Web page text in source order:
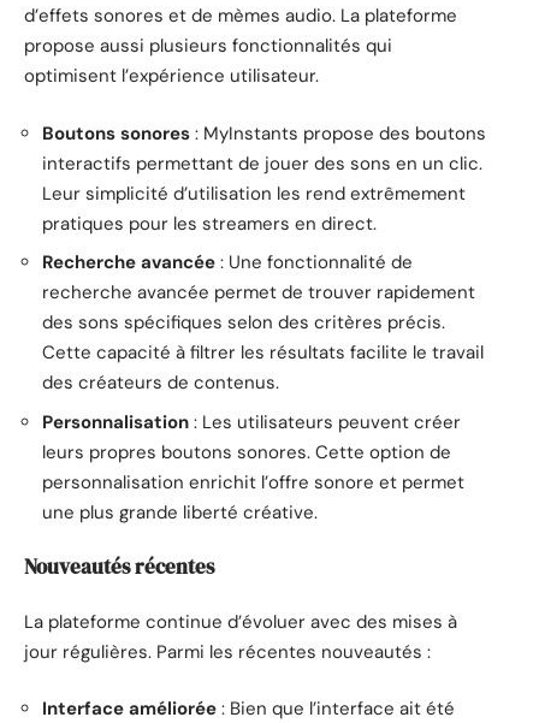
d’effets sonores et de mèmes audio. La plateforme
propose aussi plusieurs fonctionnalités qui
optimisent l’expérience utilisateur.
Boutons sonores : MyInstants propose des boutons
interactifs permettant de jouer des sons en un clic.
Leur simplicité d’utilisation les rend extrêmement
pratiques pour les streamers en direct.
Recherche avancée : Une fonctionnalité de
recherche avancée permet de trouver rapidement
des sons spécifiques selon des critères précis.
Cette capacité à filtrer les résultats facilite le travail
des créateurs de contenus.
Personnalisation : Les utilisateurs peuvent créer
leurs propres boutons sonores. Cette option de
personnalisation enrichit l’offre sonore et permet
une plus grande liberté créative.
Nouveautés récentes
La plateforme continue d’évoluer avec des mises à
jour régulières. Parmi les récentes nouveautés :
Interface améliorée : Bien que l’interface ait été